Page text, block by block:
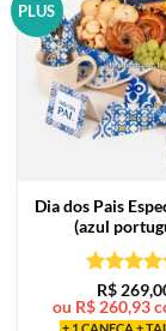
PLUS
Dia dos Pais
(azul
de 5
R$
ou R$260,93
+ 1 CANECA +